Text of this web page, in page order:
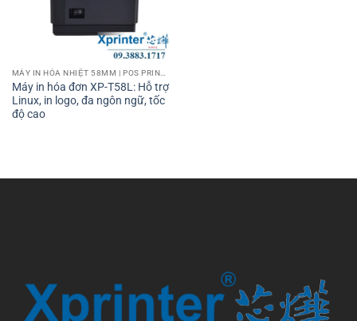
Máy in hóa đơn XP-T58L: Hỗ trợ
Linux, in logo, đa ngôn ngữ, tốc
độ cao